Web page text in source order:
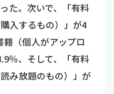
た。次いで、「有料
入するもの）」が4
（個人がアップロ
％、そして、「有料
み放題のもの）」が